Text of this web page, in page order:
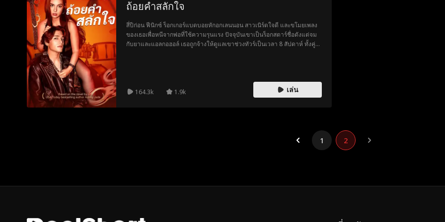
ถ้อยคำสลักใจ
สี่ปีก่อน ฟีนิกซ์ ร็อกเกอร์แบดบอยหักอกเลนนอน สาวเนิร์ดใจดี และขโมยเพลง
ของเธอเพื่อหนีจากพ่อที่ใช้ความรุนแรง ปัจจุบันเขาเป็นร็อกสตาร์ชื่อดังแต่จม
กับยาและแอลกอฮอล์ เธอถูกจ้างให้ดูแลเขาช่วงทัวร์เป็นเวลา 8 สัปดาห์ ทั้งคู่จะ
164.3k 1.9k เล่น
1 2